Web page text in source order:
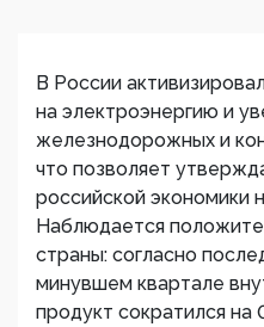
В России
на электроэнергию и
железнодорожных и
что позволяет
российской экономики
Наблюдается
страны: согласно
минувшем квартале
продукт сократился на